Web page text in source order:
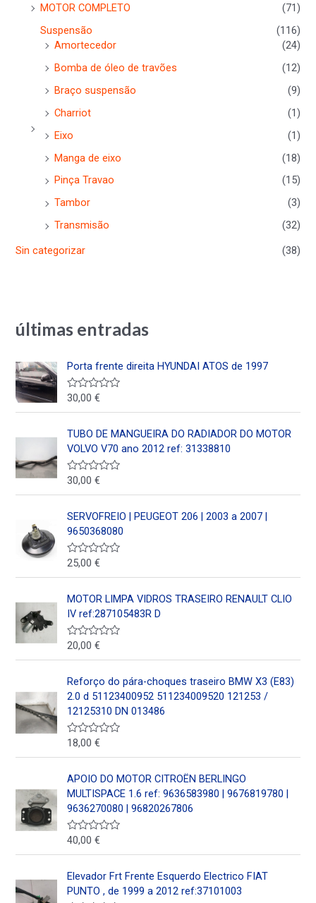
MOTOR COMPLETO
(71)
Suspensão
(116)
Amortecedor
(24)
Bomba de óleo de travões
(12)
Braço suspensão
(9)
Charriot
(1)
Eixo
(1)
Manga de eixo
(18)
Pinça Travao
(15)
Tambor
(3)
Transmisão
(32)
Sin categorizar
(38)
últimas entradas
Porta frente direita HYUNDAI ATOS de 1997
V
r
a
o
e
n
0
e
5
30,00€
TUBO DE MANGUEIRA DO RADIADOR DO MOTOR
VOLVO V70 ano 2012 ref: 31338810
V
r
a
o
e
n
0
e
5
30,00€
SERVOFREIO | PEUGEOT 206 | 2003 a 2007 |
9650368080
V
r
a
o
e
n
0
e
5
25,00€
MOTOR LIMPA VIDROS TRASEIRO RENAULT CLIO
IV ref:287105483R D
V
r
a
o
e
n
0
5
20,00€
Reforço do pára-choques traseiro BMW X3 (E83)
2.0 d 51123400952 511234009520 121253 /
12125310 DN 013486
V
r
a
o
e
n
0
5
18,00€
APOIO DO MOTOR CITROËN BERLINGO
MULTISPACE 1.6 ref: 9636583980 | 9676819780 |
9636270080 | 96820267806
V
r
a
40,00€
Elevador Frt Frente Esquerdo Electrico FIAT
PUNTO , de 1999 a 2012 ref:37101003